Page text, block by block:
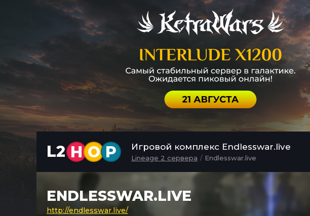
L2 H O P Игровой комплекс Endlesswar.live
Lineage 2 сервера Endlesswar.live
ENDLESSWAR.LIVE
http://endlesswar.live/